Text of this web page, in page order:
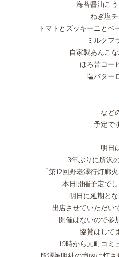
海苔醤油こ
ねぎ塩
トマトとズッキーニとベ
ミルクフ
自家製あんこ
ほろ苦コー
塩バター
など
予定で
明日
3年ぶりに所沢
「第12回野老澤行灯廊
本日開催予定で
明日に延期とな
出店させていただい
開催はないので参
協賛はして
19時から元町コミ